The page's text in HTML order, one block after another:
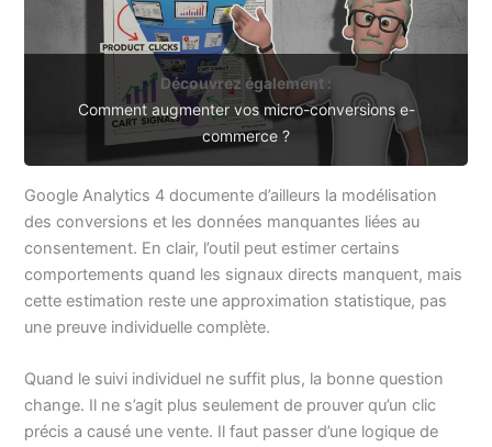
Découvrez également :
Comment augmenter vos micro-conversions e-
commerce ?
Google Analytics 4 documente d’ailleurs la modélisation
des conversions et les données manquantes liées au
consentement. En clair, l’outil peut estimer certains
comportements quand les signaux directs manquent, mais
cette estimation reste une approximation statistique, pas
une preuve individuelle complète.
Quand le suivi individuel ne suffit plus, la bonne question
change. Il ne s’agit plus seulement de prouver qu’un clic
précis a causé une vente. Il faut passer d’une logique de